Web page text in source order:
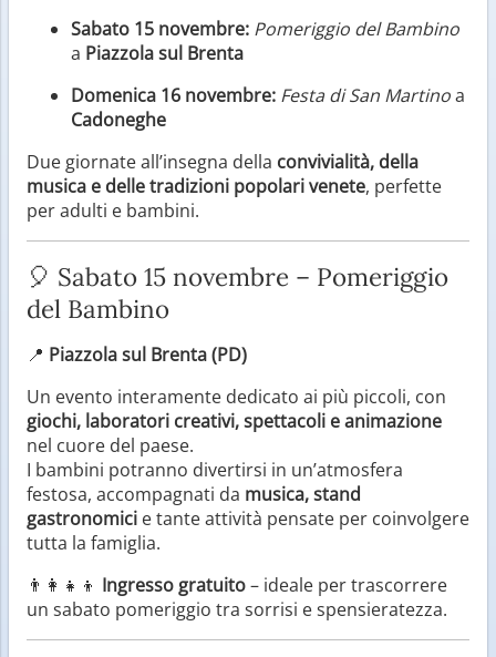
Sabato 15 novembre: Pomeriggio del Bambino
a Piazzola sul Brenta
Domenica 16 novembre: Festa di San Martinoa
Cadoneghe
Due giornate all’insegna della convivialità, della
musica e delle tradizioni popolari venete, perfette
per adulti e bambini.
🎈 Sabato 15 novembre – Pomeriggio
del Bambino
📍 Piazzola sul Brenta (PD)
Un evento interamente dedicato ai più piccoli, con
giochi, laboratori creativi, spettacoli e animazione
nel cuore del paese.
I bambini potranno divertirsi in un’atmosfera
festosa, accompagnati da musica, stand
gastronomici e tante attività pensate per coinvolgere
tutta la famiglia.
👨‍👩‍👧‍👦 Ingresso gratuito– ideale per trascorrere
un sabato pomeriggio tra sorrisi e spensieratezza.